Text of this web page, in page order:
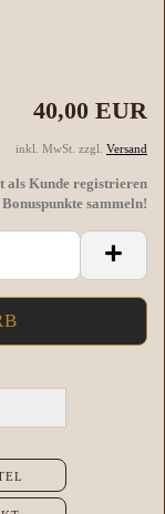
40,00 EUR
inkl. MwSt. zzgl. Versand
als Kunde registrieren
sammeln!